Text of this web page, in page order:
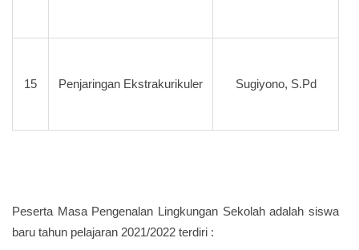
15 Penjaringan Ekstrakurikuler Sugiyono, S.Pd
Peserta Masa Pengenalan Lingkungan Sekolah adalah siswa
baru tahun pelajaran 2021/2022 terdiri :